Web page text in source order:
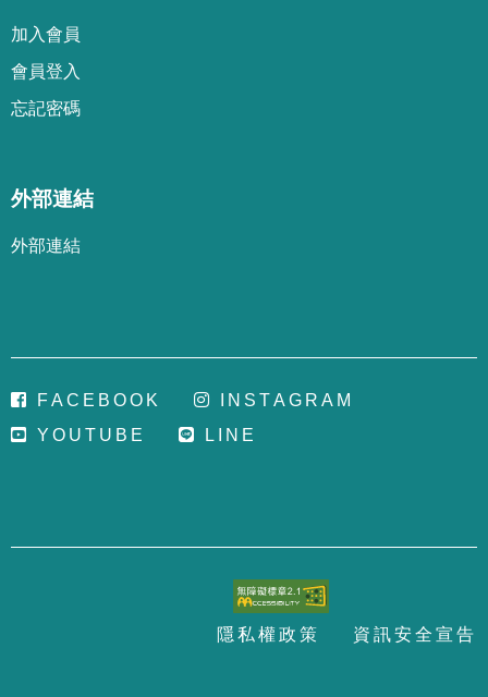
加 入會 員
會 員登 入
忘記密碼
外部連結
外部連結
FA C E B OO K N S TA G R A M
Y O U T U B E L N E
隱 私 權政 策 資 訊安全 宣 告